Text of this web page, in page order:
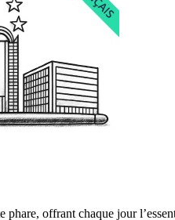
phare, offrant chaque jour